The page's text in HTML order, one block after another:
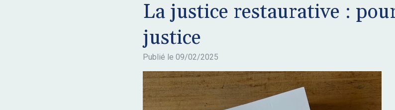
La justice restaurative :
justice
Publié le 09/02/2025